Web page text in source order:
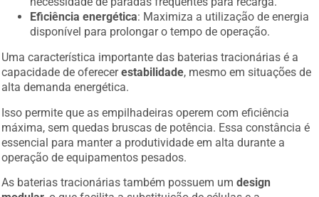
Eficiência energética: Maximiza a utilização de energia
disponível para prolongar o tempo de operação.
Uma característica importante das baterias tracionárias é a
capacidade de oferecerestabilidade, mesmo em situações de
alta demanda energética.
Isso permite que as empilhadeiras operem com eficiência
máxima, sem quedas bruscas de potência. Essa constância é
essencial para manter a produtividade em alta durante a
operação de equipamentos pesados.
As baterias tracionárias também possuem umdesign